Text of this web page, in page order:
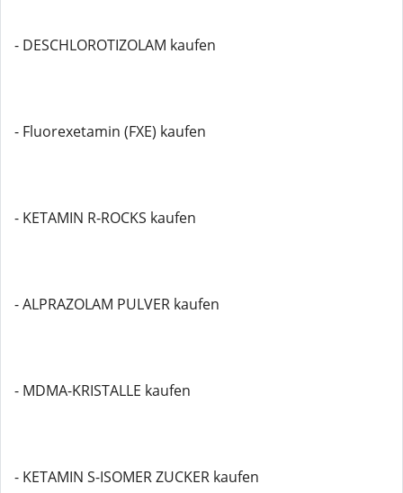
- DESCHLOROTIZOLAM kaufen
- Fluorexetamin (FXE) kaufen
- KETAMIN R-ROCKS kaufen
- ALPRAZOLAM PULVER kaufen
- MDMA-KRISTALLE kaufen
- KETAMIN S-ISOMER ZUCKER kaufen